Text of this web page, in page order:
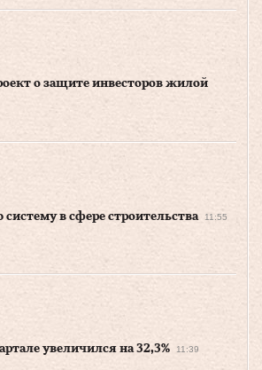
о защите инвесторов жилой
в сфере строительства
11:55
увеличился на 32,3%
11:39